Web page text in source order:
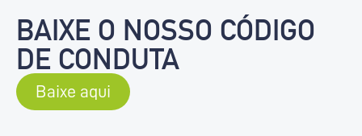
BAIXE O NOSSO CÓDIGO
DE CONDUTA
Baixe aqui